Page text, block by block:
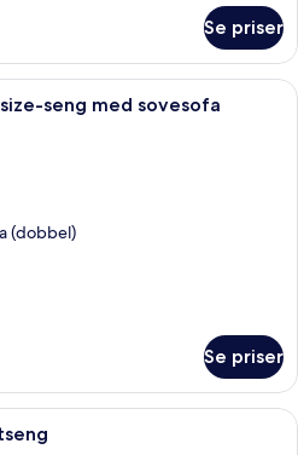
Se priser
Luksus-loftsleilighet, 1 kingsize-
seng med sovesofa
(dobbel)
Se priser
En 42-tommers plasma-TV med